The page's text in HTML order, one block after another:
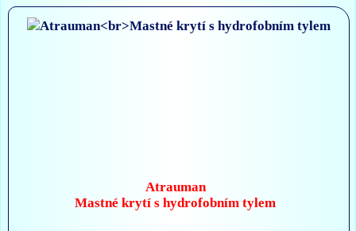
Atrauman
Mastné krytí s hydrofobním tylem